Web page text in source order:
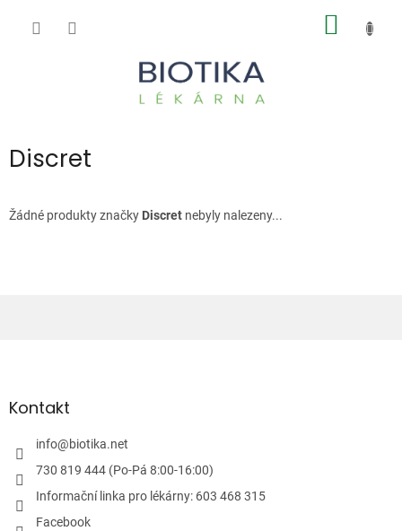
Discret
Žádné produkty značky Discret nebyly nalezeny...
aKontakt
info@biotika.net
730 819 444 (Po-Pá 8:00-16:00)
Informační linka pro lékárny: 603 468 315
Facebook